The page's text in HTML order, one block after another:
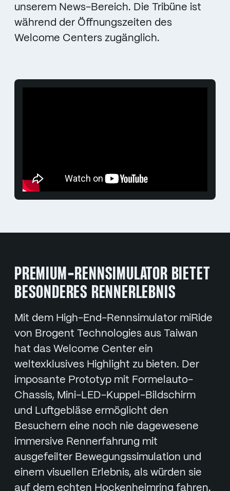
unserem News-Bereich. Die Tribüne ist
während der Öffnungszeiten des
Welcome Centers zugänglich.
PREMIUM-RENNSIMULATOR BIETET
BESONDERES RENNERLEBNIS
Mit dem High-End-Rennsimulator miRide
von Brogent Technologies aus Taiwan
hat das Welcome Center ein
weltexklusives Highlight zu bieten. Der
imposante Prototyp mit Formelauto-
Chassis, Mini-LED-Kuppel-Bildschirm
und Luftgebläse ermöglicht den
Besuchern eine noch nie dagewesene
immersive Rennerfahrung mit
ausgefeilter Bewegungssimulation und
einem visuellen Erlebnis, als würden sie
auf dem echten Hockenheimring fahren.